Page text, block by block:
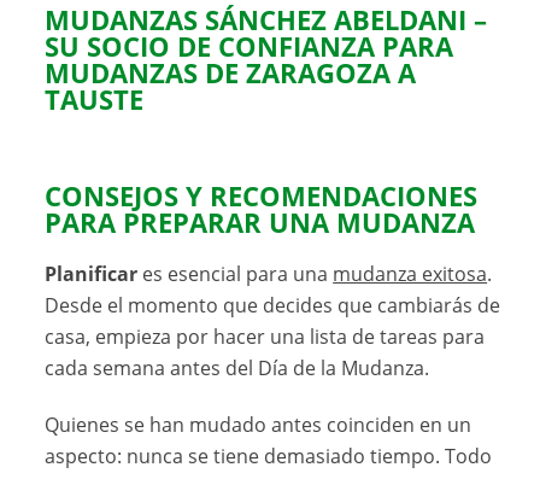
MUDANZAS SÁNCHEZ ABELDANI –
SU SOCIO DE CONFIANZA PARA
MUDANZAS DE ZARAGOZA A
TAUSTE
CONSEJOS Y RECOMENDACIONES
PARA PREPARAR UNA MUDANZA
Planificar es esencial para una mudanza exitosa.
Desde el momento que decides que cambiarás de
casa, empieza por hacer una lista de tareas para
cada semana antes del Día de la Mudanza.
Quienes se han mudado antes coinciden en un
aspecto: nunca se tiene demasiado tiempo. Todo